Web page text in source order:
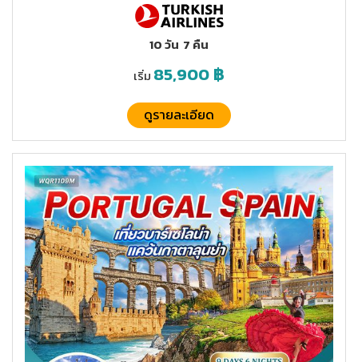
10 วัน 7 คืน
เริ่ม 85,900฿
ดูรายละเอียด